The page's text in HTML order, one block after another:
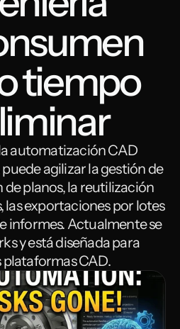
tiempo
automatización CAD
agilizar la gestión de
de planos, la reutilización
las exportaciones por lotes
informes. Actualmente se
y está diseñada para
plataformas CAD.